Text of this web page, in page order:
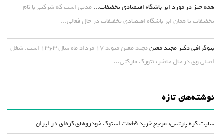
همه چیز در مورد ابر باشگاه اقتصادی تخفیفات... مدتی است که شرکتی با نام
تخفیفات یا همان ابر باشگاه اقتصادی تخفیفات در حال فعالی...
بیوگرافی دکتر مجید معین
مجید معین متولد ۱۷ مرداد ماه سال ۱۳۶۳ است. شغل
اصلی وی در حال حاضر، نتورک مارکتی...
نوشته‌های تازه
سایت کره پارتس؛ مرجع خرید قطعات استوک خودروهای کره‌ای در ایران